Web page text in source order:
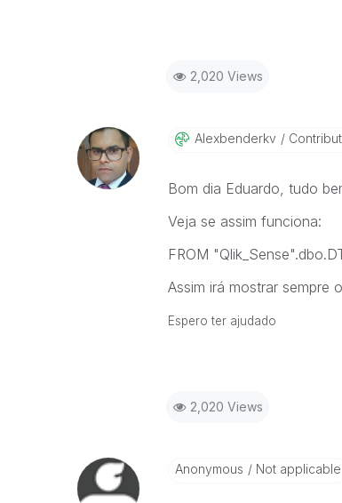
2,020 Views
Alexbenderkv
Bom dia Eduardo, tudo
Veja se assim funciona:
FROM
Assim irá mostrar sempre
Espero ter ajudado
2,020 Views
Anonymous Not applicable